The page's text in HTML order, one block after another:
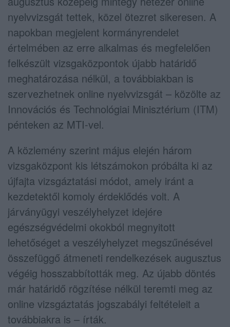
nyelvvizsgát tettek, közel ötezret sikeresen. A
napokban megjelent kormányrendelet
értelmében az erre alkalmas és megfelelően
felkészült vizsgaközpontok újabb határidő
meghatározása nélkül, a továbbiakban is
szervezhetnek online nyelvvizsgát – közölte az
Innovációs és Technológiai Minisztérium (ITM)
pénteken az MTI-vel.
A közlemény szerint május elején három
vizsgaközpont kis létszámokon próbálta ki az
újfajta vizsgáztatási módot, amely iránt a
kezdetektől komoly érdeklődés volt. A
járványügyi veszélyhelyzet idejére
egészségvédelmi okokból megnyitott
lehetőséget a veszélyhelyzet megszűnésével
összefüggő átmeneti rendelkezések augusztus
végéig hosszabbították meg. Az újabb döntés
már határidő rögzítése nélkül teremti meg az
online vizsgáztatás jogszabályi feltételeit a
továbbiakra is – írták.